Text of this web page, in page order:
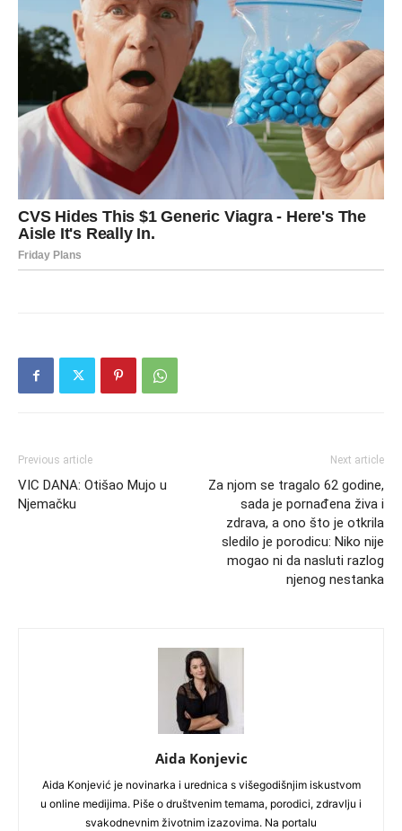
Previous article
VIC DANA: Otišao Mujo u
Njemačku
Next article
Za njom se tragalo 62 godine,
sada je pornađena živa i
zdrava, a ono što je otkrila
sledilo je porodicu: Niko nije
mogao ni da nasluti razlog
njenog nestanka
Aida Konjevic
Aida Konjević je novinarka i urednica s višegodišnjim iskustvom
u online medijima. Piše o društvenim temama, porodici, zdravlju i
svakodnevnim životnim izazovima. Na portalu